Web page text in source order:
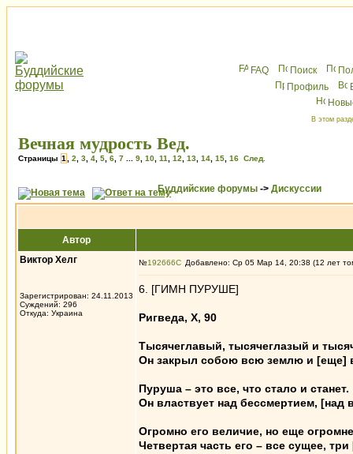
FAQ Поиск
Профиль
В этом
Вечная мудрость Вед.
Страницы 1 2 3 4 5 6 7 9 10 11 12 13 14 15 16 След.
Буддийские форумы -> Дискуссии
Автор
Виктор Хелг
Зарегистрирован: 24.11.2013
Суждений: 296
Откуда: Украина
№192666 Добавлено: Ср 05 Мар 14, 20:38 (12 лет
6. [ГИМН ПУРУШЕ]
Ригведа, X, 90
Тысячеглавый, тысячеглазый и
Он закрыл собою всю землю и [еще]
Пуруша – это все, что стало и станет.
Он властвует над бессмертием, [над
Огромно его величие, но еще
Четвертая часть его – все сущее,